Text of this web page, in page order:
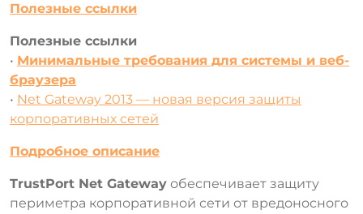
Полезные ссылки
Полезные ссылки
• Минимальные требования для системы и веб-
браузера
• Net Gateway 2013 — новая версия защиты
корпоративных сетей
Подробное описание
TrustPort Net Gateway обеспечивает защиту
периметра корпоративной сети от вредоносного